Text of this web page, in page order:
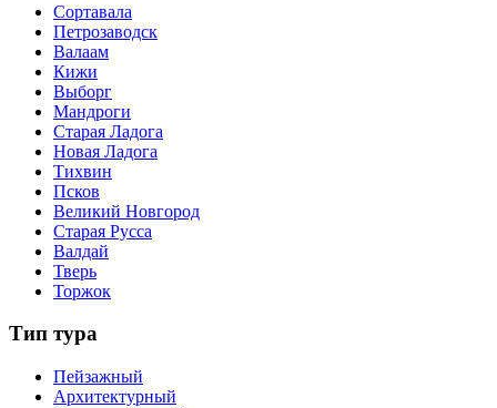
Сортавала
Петрозаводск
Валаам
Кижи
Выборг
Мандроги
Старая Ладога
Новая Ладога
Тихвин
Псков
Великий Новгород
Старая Русса
Валдай
Тверь
Торжок
Тип тура
Пейзажный
Архитектурный